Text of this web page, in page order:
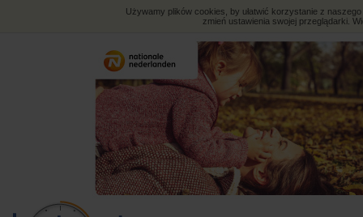
Używamy plików cookies, by ułatwić korzystanie z
zmień ustawienia swojej przeglądarki.